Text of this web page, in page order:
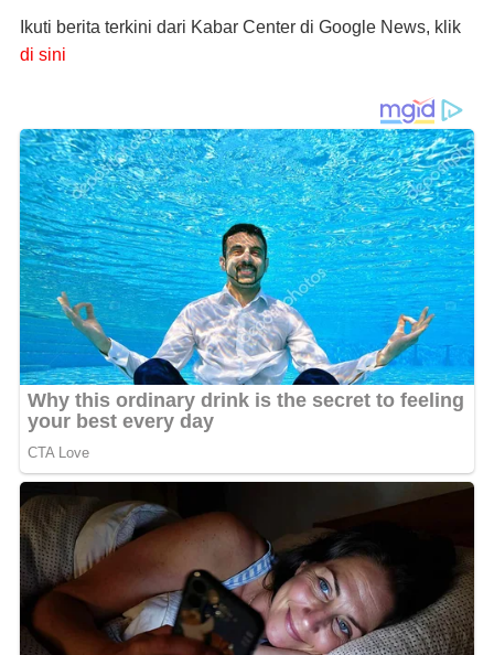
Ikuti berita terkini dari Kabar Center di Google News, klik
di sini